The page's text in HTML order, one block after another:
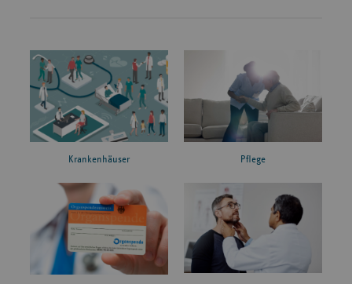
Krankenhäuser Pflege